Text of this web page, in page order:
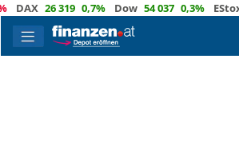
26 319 0,7% Dow 54 037 0,3% EStoxx50